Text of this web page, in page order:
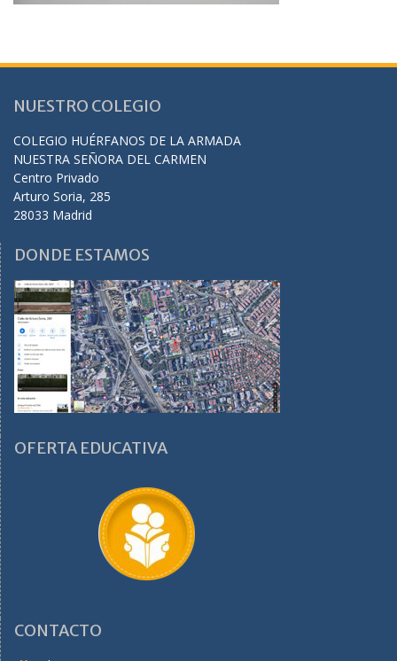
NUESTRO COLEGIO
COLEGIO HUÉRFANOS DE LA ARMADA
NUESTRA SEÑORA DEL CARMEN
Centro Privado
Arturo Soria, 285
28033 Madrid
DONDE ESTAMOS
OFERTA EDUCATIVA
CONTACTO